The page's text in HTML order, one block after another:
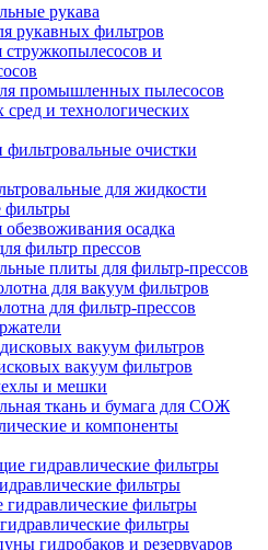
рукава
рукавных фильтров
и
промышленных пылесосов
и технологических
очистки
для жидкости
осадка
фильтр прессов
плиты для фильтр-прессов
для вакуум фильтров
для фильтр-прессов
вакуум фильтров
вакуум фильтров
и мешки
ткань и бумага для СОЖ
и компоненты
гидравлические фильтры
фильтры
фильтры
фильтры
гидробаков и резервуаров